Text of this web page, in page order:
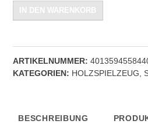
goki
Greiffahrzeuge
IN DEN WARENKORB
ARTIKELNUMMER:
KATEGORIEN: HOLZSPIELZEUG,
BESCHREIBUNG